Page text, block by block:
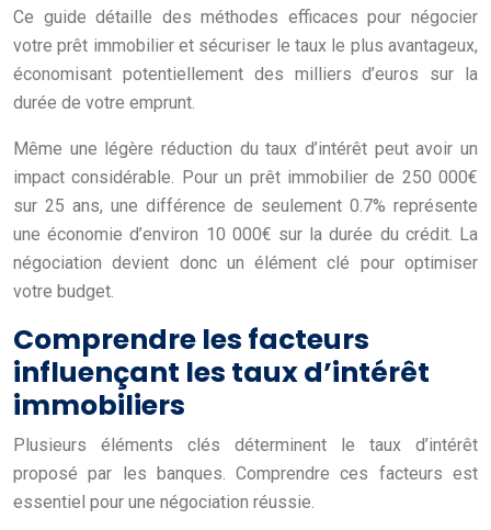
Ce guide détaille des méthodes efficaces pour négocier
votre prêt immobilier et sécuriser le taux le plus avantageux,
économisant potentiellement des milliers d’euros sur la
durée de votre emprunt.
Même une légère réduction du taux d’intérêt peut avoir un
impact considérable. Pour un prêt immobilier de 250 000€
sur 25 ans, une différence de seulement 0.7% représente
une économie d’environ 10 000€ sur la durée du crédit. La
négociation devient donc un élément clé pour optimiser
votre budget.
Comprendre les facteurs
influençant les taux d’intérêt
immobiliers
Plusieurs éléments clés déterminent le taux d’intérêt
proposé par les banques. Comprendre ces facteurs est
essentiel pour une négociation réussie.